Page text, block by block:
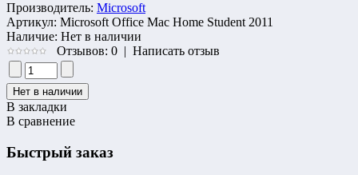
Производитель: Microsoft
Артикул: Microsoft Office Mac Home Student 2011
Наличие: Нет в наличии
Отзывов: 0 | Написать отзыв
В закладки
В сравнение
Быстрый заказ